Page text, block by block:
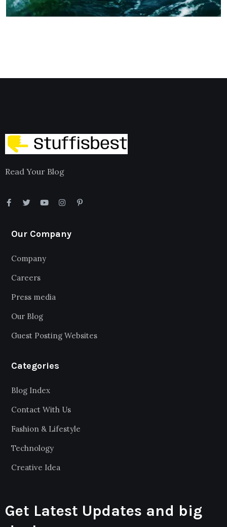
Read Your Blog
Our Company
Company
Careers
Press media
Our Blog
Guest Posting Websites
Categories
Blog Index
Contact With Us
Fashion & Lifestyle
Technology
Creative Idea
Get Latest Updates and big